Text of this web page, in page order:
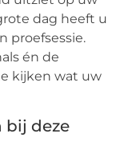
dag heeft u
proefsessie.
én de
kijken wat uw
bij deze